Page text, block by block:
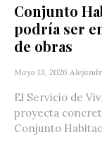
Conjunto
podría ser
de obras
Mayo 13, 2026
El Servicio de
proyecta
Conjunto